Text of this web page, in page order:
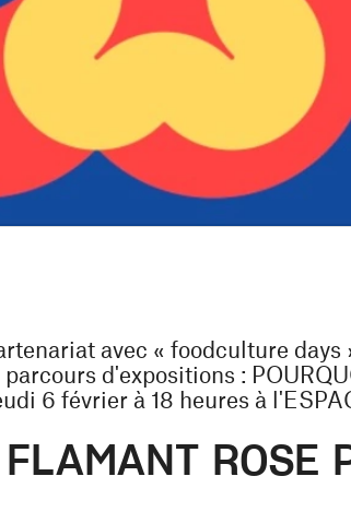
avec « foodculture days
d'expositions :
6 février à 18 heures à
ROSE